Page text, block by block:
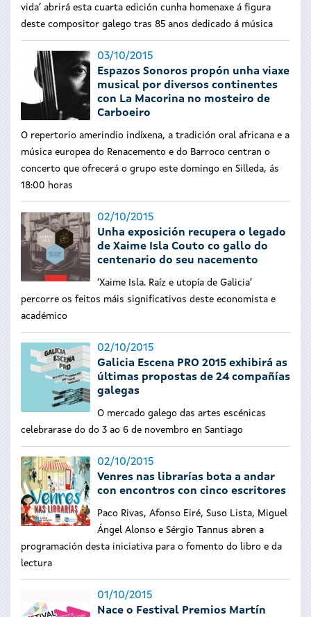
vida’ abrirá esta cuarta edición cunha homenaxe á figura
deste compositor galego tras 85 anos dedicado á música
03/10/2015
Espazos Sonoros propón unha viaxe
musical por diversos continentes
con La Macorina no mosteiro de
Carboeiro
O repertorio amerindio indíxena, a tradición oral africana e a
música europea do Renacemento e do Barroco centran o
concerto que ofrecerá o grupo este domingo en Silleda, ás
18:00 horas
02/10/2015
Unha exposición recupera o legado
de Xaime Isla Couto co gallo do
centenario do seu nacemento
‘Xaime Isla. Raíz e utopía de Galicia’
percorre os feitos máis significativos deste economista e
académico
02/10/2015
Galicia Escena PRO 2015 exhibirá as
últimas propostas de 24 compañías
galegas
O mercado galego das artes escénicas
celebrarase do do 3 ao 6 de novembro en Santiago
02/10/2015
Venres nas librarías bota a andar
con encontros con cinco escritores
Paco Rivas, Afonso Eiré, Suso Lista, Miguel
Ángel Alonso e Sérgio Tannus abren a
programación desta iniciativa para o fomento do libro e da
lectura
01/10/2015
Nace o Festival Premios Martín